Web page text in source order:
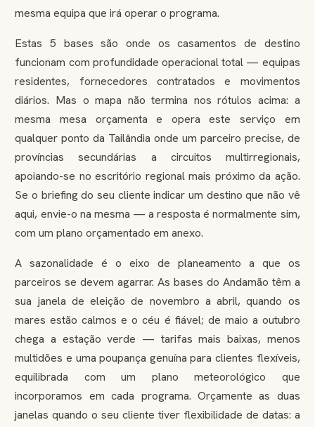
mesma equipa que irá operar o programa.
Estas 5 bases são onde os casamentos de destino
funcionam com profundidade operacional total — equipas
residentes, fornecedores contratados e movimentos
diários. Mas o mapa não termina nos rótulos acima: a
mesma mesa orçamenta e opera este serviço em
qualquer ponto da Tailândia onde um parceiro precise, de
províncias secundárias a circuitos multirregionais,
apoiando-se no escritório regional mais próximo da ação.
Se o briefing do seu cliente indicar um destino que não vê
aqui, envie-o na mesma — a resposta é normalmente sim,
com um plano orçamentado em anexo.
A sazonalidade é o eixo de planeamento a que os
parceiros se devem agarrar. As bases do Andamão têm a
sua janela de eleição de novembro a abril, quando os
mares estão calmos e o céu é fiável; de maio a outubro
chega a estação verde — tarifas mais baixas, menos
multidões e uma poupança genuína para clientes flexíveis,
equilibrada com um plano meteorológico que
incorporamos em cada programa. Orçamente as duas
janelas quando o seu cliente tiver flexibilidade de datas: a